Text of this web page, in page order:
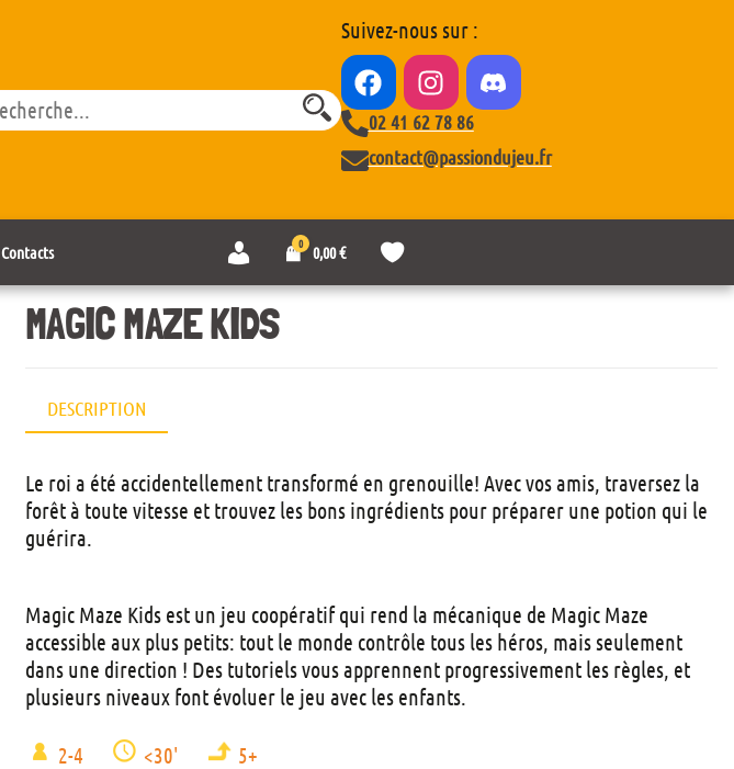
Suivez-nous sur :
02 41 62 78 86
contact@passiondujeu.fr
Contacts
n
c
o
m
0 0,00€
s
i
t
s
MAGIC MAZE KIDS
DESCRIPTION
Le roi a été accidentellement transformé en grenouille! Avec vos amis, traversez la
forêt à toute vitesse et trouvez les bons ingrédients pour préparer une potion qui le
guérira.
Magic Maze Kids est un jeu coopératif qui rend la mécanique de Magic Maze
accessible aux plus petits: tout le monde contrôle tous les héros, mais seulement
dans une direction ! Des tutoriels vous apprennent progressivement les règles, et
plusieurs niveaux font évoluer le jeu avec les enfants.
2-4 <30' 5+